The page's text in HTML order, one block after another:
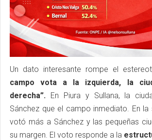
Un dato interesante rompe el
campo vota a la izquierda, la
derecha”. En Piura y Sullana, la
Sánchez que el campo inmediato. En la
votó más a Sánchez y las pequeñas
su margen. El voto responde a la